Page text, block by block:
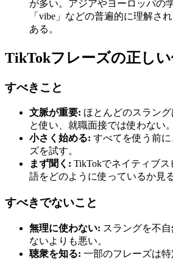
が多い。アジアやヨーロッパの
「vibe」などの普遍的に理解さ
ある。
TikTokフレーズの正し
すべきこと
文脈が重要: ほとんどのスラン
と使い、就職面接では使わない。
小さく始める: すべてを使う前
ズを試す。
まず聞く: TikTokでネイティブ
語をどのように使っているか見る
すべきでないこと
無理に使わない: スラングを不
ないよりも悪い。
聴衆を知る: 一部のフレーズは